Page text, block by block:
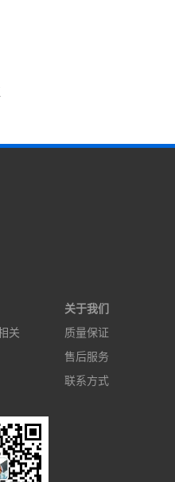
关
关于我们
质量保证
售后服务
联系方式